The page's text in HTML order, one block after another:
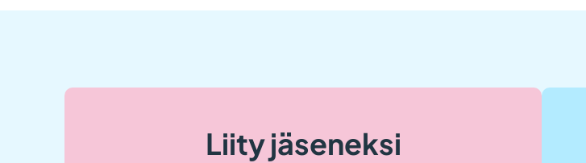
Liity jäseneksi